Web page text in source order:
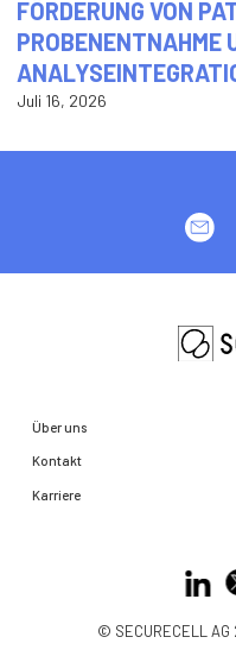
FÖRDERUNG VON
PROBENENTNAHME
Juli 16, 2026
Über uns
Kontakt
Karriere
© SECURECELL